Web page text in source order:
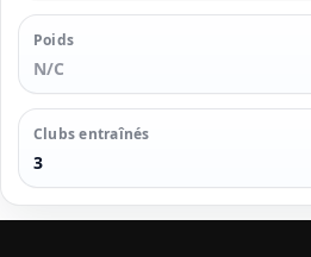
Poids
N/C
Clubs entraînés
3